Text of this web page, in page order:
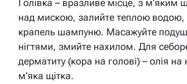
Голівка – вразливе місце, з м’яким
над мискою, залийте теплою водою,
крапель шампуню. Масажуйте
нігтями, змийте нахилом. Для
дерматиту (кора на голові) – олія на
м’яка щітка.